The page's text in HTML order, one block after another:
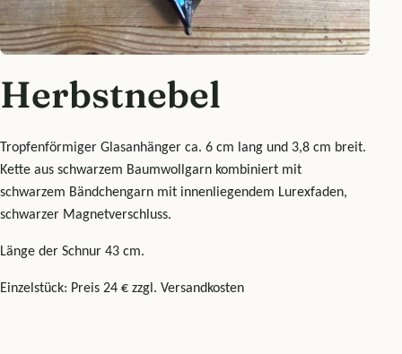
Herbstnebel
Tropfenförmiger Glasanhänger ca. 6 cm lang und 3,8 cm breit.
Kette aus schwarzem Baumwollgarn kombiniert mit
schwarzem Bändchengarn mit innenliegendem Lurexfaden,
schwarzer Magnetverschluss.
Länge der Schnur 43 cm.
Einzelstück: Preis 24 € zzgl. Versandkosten